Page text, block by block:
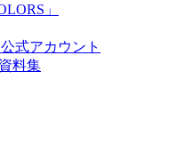
」
式アカウント
料集